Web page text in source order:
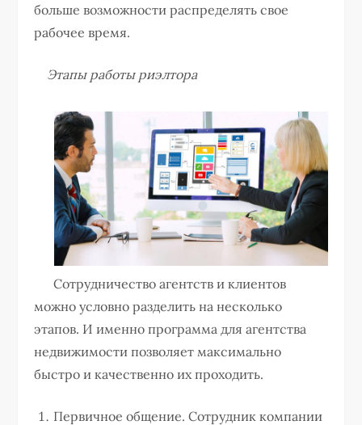
больше возможности распределять свое
рабочее время.
Этапы работы риэлтора
Сотрудничество агентств и клиентов
можно условно разделить на несколько
этапов. И именно программа для агентства
недвижимости позволяет максимально
быстро и качественно их проходить.
Первичное общение. Сотрудник компании